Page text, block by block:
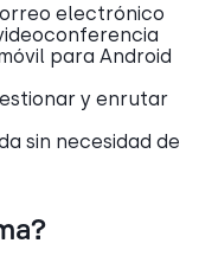
electrónico
para Android
y enrutar
sin necesidad de